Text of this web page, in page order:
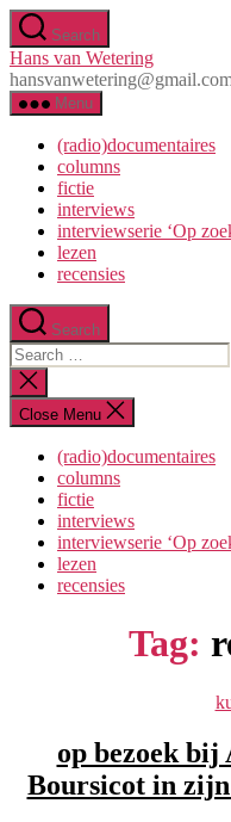
Skip
to
the
content
Search
Hans van Wetering
Menu
(radio)documentaires
columns
fictie
interviews
interviewserie ‘Op
lezen
recensies
Search
Search
for:
Close
search
Close Menu
(radio)documentaires
columns
fictie
interviews
interviewserie ‘Op
lezen
recensies
Tag:
op bezoek
Boursicot in